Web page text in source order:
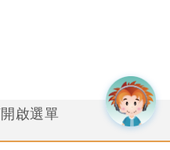
啟選單